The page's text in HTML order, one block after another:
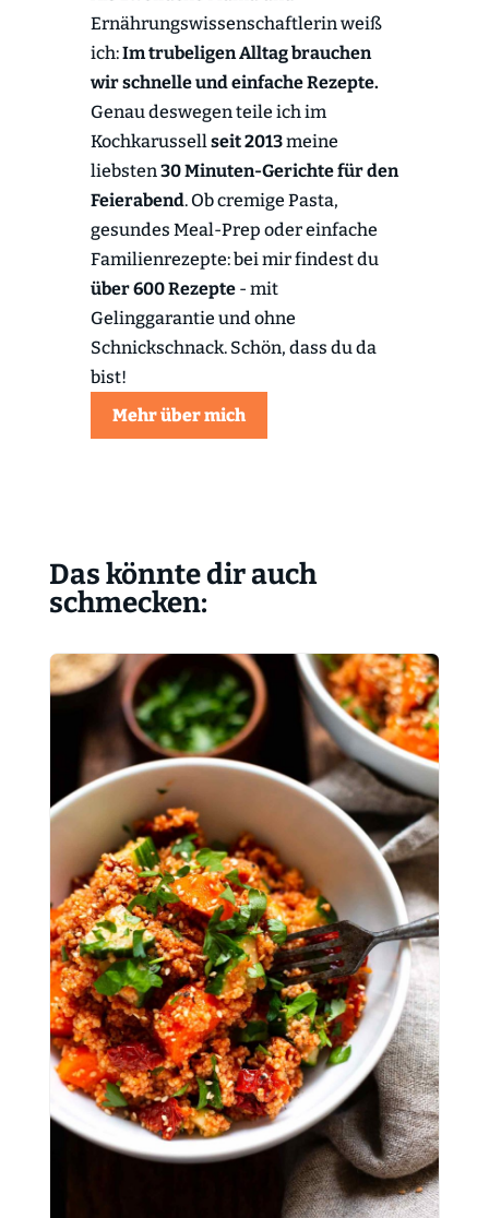
Ernährungswissenschaftlerin weiß
ich:Im trubeligen Alltag brauchen
wir schnelle und einfache Rezepte.
Genau deswegen teile ich im
Kochkarussell seit 2013meine
liebsten 30 Minuten-Gerichte für den
Feierabend. Ob cremige Pasta,
gesundes Meal-Prep oder einfache
Familienrezepte: bei mir findest du
über 600 Rezepte- mit
Gelinggarantie und ohne
Schnickschnack. Schön, dass du da
bist!
Mehr über mich
Das könnte dir auch
schmecken: